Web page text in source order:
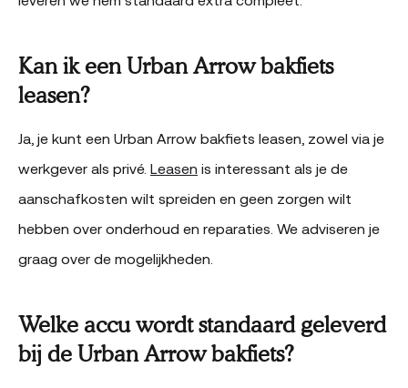
Kan ik een Urban Arrow bakfiets
leasen?
Ja, je kunt een Urban Arrow bakfiets leasen, zowel via je
werkgever als privé. Leasen is interessant als je de
aanschafkosten wilt spreiden en geen zorgen wilt
hebben over onderhoud en reparaties. We adviseren je
graag over de mogelijkheden.
Welke accu wordt standaard geleverd
bij de Urban Arrow bakfiets?